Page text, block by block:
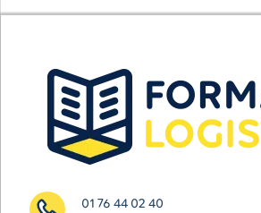
01 76 44 02 40